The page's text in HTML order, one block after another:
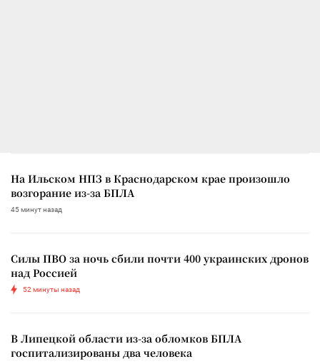
На Ильском НПЗ в Краснодарском крае произошло
возгорание из-за БПЛА
45 минут назад
Силы ПВО за ночь сбили почти 400 украинских дронов
над Россией
52 минуты назад
В Липецкой области из-за обломков БПЛА
госпитализированы два человека